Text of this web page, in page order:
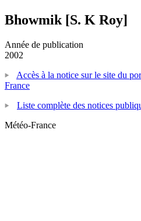
Bhowmik [S. K Roy]
Année de publication
2002
Accès à la notice sur le site du
France
Liste complète des notices
Météo-France